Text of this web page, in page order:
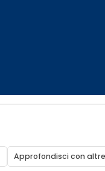
Approfondisci con